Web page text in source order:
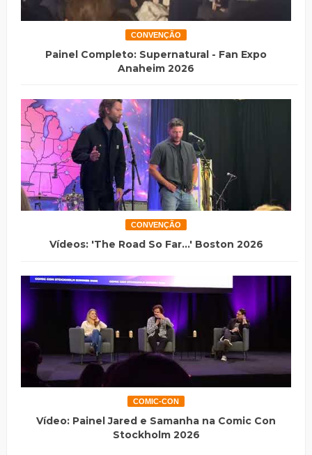
CONVENÇÃO
Painel Completo: Supernatural - Fan Expo
Anaheim 2026
CONVENÇÃO
Vídeos: 'The Road So Far...' Boston 2026
COMIC-CON
Vídeo: Painel Jared e Samanha na Comic Con
Stockholm 2026